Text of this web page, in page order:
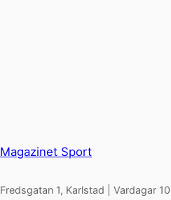
Magazinet Sport
Fredsgatan 1, Karlstad | Vardagar